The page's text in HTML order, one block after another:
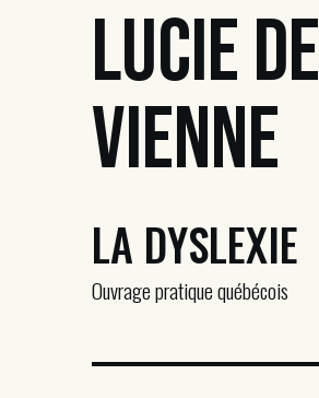
Lucie De
Vienne
LA DYSLEXIE
Ouvrage pratique québécois